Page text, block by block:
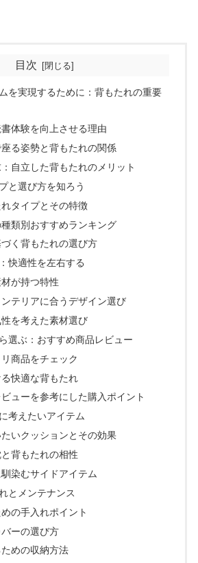
目次
を実現するために：背もたれの重要
体験を向上させる理由
る姿勢と背もたれの関係
自立した背もたれのメリット
と選び方を知ろう
タイプとその特徴
類別おすすめランキング
く背もたれの選び方
快適性を左右する
が持つ特性
テリアに合うデザイン選び
を考えた素材選び
選ぶ：おすすめ商品レビュー
商品をチェック
快適な背もたれ
ューを参考にした購入ポイント
考えたいアイテム
いクッションとその効果
背もたれの相性
染むサイドアイテム
とメンテナンス
の手入れポイント
ーの選び方
めの収納方法